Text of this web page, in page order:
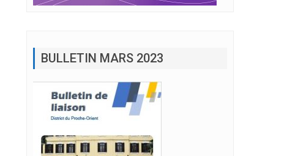
BULLETIN MARS 2023